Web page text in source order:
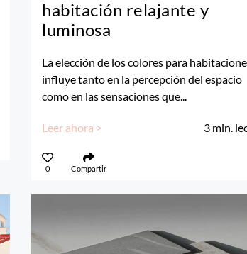
habitación relajante y
luminosa
La elección de los colores para
influye tanto en la percepción del espacio
como en las sensaciones que...
Leer ahora > 3 min.
0 Compartir